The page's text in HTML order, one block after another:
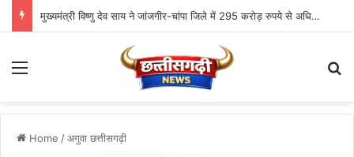
मुख्यमंत्री विष्णु देव साय ने जांजगीर-चांपा जिले में 295 करोड़ रुपये से अधिक के 341 विकास कार्यों का किया लोकार्पण एवं भूमिपूजन
Menu
Home /अगुवा छत्तीसगढ़ी